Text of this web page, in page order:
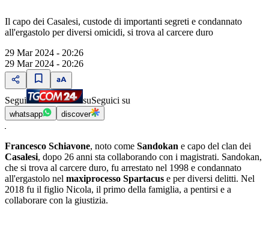
Il capo dei Casalesi, custode di importanti segreti e condannato
all'ergastolo per diversi omicidi, si trova al carcere duro
29 Mar 2024 - 20:26
29 Mar 2024 - 20:26
Segui suSeguici su
whatsapp discover
Francesco Schiavone, noto come Sandokan e capo del clan dei
Casalesi, dopo 26 anni sta collaborando con i magistrati. Sandokan,
che si trova al carcere duro, fu arrestato nel 1998 e condannato
all'ergastolo nel maxiprocesso Spartacus e per diversi delitti. Nel
2018 fu il figlio Nicola, il primo della famiglia, a pentirsi e a
collaborare con la giustizia.